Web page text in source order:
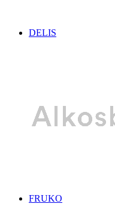
DELIS
FRUKO